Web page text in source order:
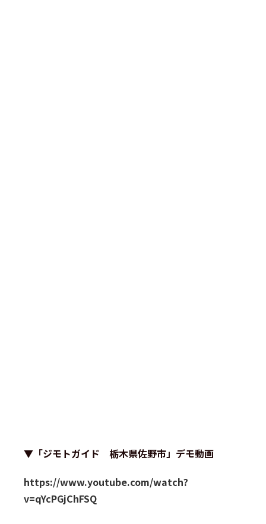
▼「ジモトガイド 栃木県佐野市」デモ動画
https://www.youtube.com/watch?
v=qYcPGjChFSQ